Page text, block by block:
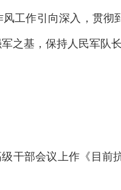
工作引向深入，贯
之基，保持人民军队
部会议上作《目前